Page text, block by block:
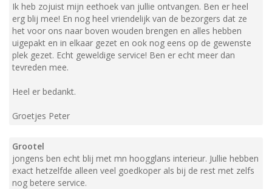
Ik heb zojuist mijn eethoek van jullie ontvangen. Ben er heel
erg blij mee! En nog heel vriendelijk van de bezorgers dat ze
het voor ons naar boven wouden brengen en alles hebben
uigepakt en in elkaar gezet en ook nog eens op de gewenste
plek gezet. Echt geweldige service! Ben er echt meer dan
tevreden mee.
Heel er bedankt.
Groetjes Peter
Grootel
jongens ben echt blij met mn hoogglans interieur. Jullie hebben
exact hetzelfde alleen veel goedkoper als bij de rest met zelfs
nog betere service.